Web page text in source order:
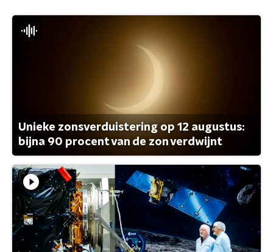
Unieke zonsverduistering op 12 augustus:
bijna 90 procent van de zon verdwijnt